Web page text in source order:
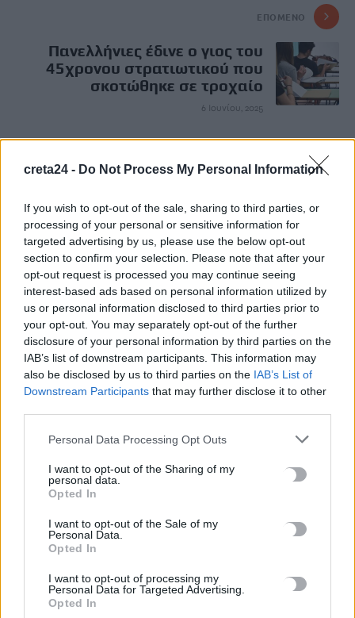
creta24 - Do Not Process My Personal Information
If you wish to opt-out of the sale, sharing to third parties, or
processing of your personal or sensitive information for
targeted advertising by us, please use the below opt-out
section to confirm your selection. Please note that after your
opt-out request is processed you may continue seeing
interest-based ads based on personal information utilized by
us or personal information disclosed to third parties prior to
your opt-out. You may separately opt-out of the further
disclosure of your personal information by third parties on the
IAB’s list of downstream participants. This information may
also be disclosed by us to third parties on the IAB’s List of
Downstream Participants that may further disclose it to other
Personal Data Processing Opt Outs
I want to opt-out of the Sharing of my
personal data.
Opted In
I want to opt-out of the Sale of my
Personal Data.
Opted In
I want to opt-out of processing my
Personal Data for Targeted Advertising.
Opted In
ΕΠΌΜΕΝΟ
Πανελλήνιες έδινε ο γιος του
45χρονου στρατιωτικού που
σκοτώθηκε σε τροχαίο
6 Ιουνίου, 2025
Μην χάνεις είδηση. Βάλε το CRETA24
στην
ΠΡΟΣΘΕΣΕ ΤΟCRETA24ΣΤΗΝ GOOGLE
ΡΟΗ ΕΙΔΗΣΕΩΝ
Συνεχίζεται η Παραδοσιακή Στράτα του Δήμου Χανίων
10 Αυγούστου, 2026
Οι ακραίοι καύσωνες και η ξηρασία αλλάζουν την οικονομία
της Ευρώπης
ΟΦΗ: Νέα παράταση στα εισιτήρια διαρκείας – Μέχρι τις 16
Αυγούστου η διάθεση
10 Αυγούστου, 2026
Ο Λούκα Γκουαντανίνο θα τιμηθεί στο Φεστιβάλ Βενετίας για
την προσφορά του στον κινηματογράφο
Πέντε νεκροί σε ρωσική επίθεση στο Χάρκιβ, 12 νεκροί σε